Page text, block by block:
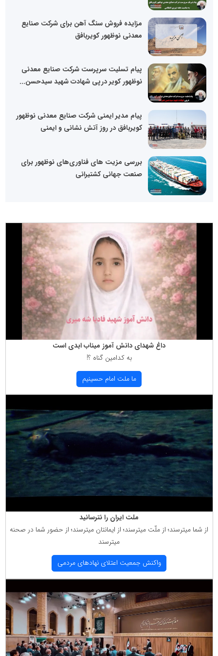
مزایده فروش سنگ آهن برای شرکت صنایع
معدنی نوظهور کویربافق
پیام تسلیت سرپرست شرکت صنایع معدنی
نوظهور کویر درپی شهادت شهید سیدحسن...
پیام مدیر ایمنی شرکت صنایع معدنی نوظهور
کویربافق در روز آتش نشانی و ایمنی
بررسی مزیت های فناوری‌های نوظهور برای
صنعت جهانی کشتیرانی
داغ شهدای دانش آموز میناب ابدی است
به كدامین گناه ؟!
ما ملت امام حسینیم
ملت ایران را نترسانید
از شما میترسند؛ از ملّت میترسند؛ از ایمانتان میترسند؛ از حضور شما در صحنه
میترسند
واكنش جمعیت اعتلای نهادهای مردمی